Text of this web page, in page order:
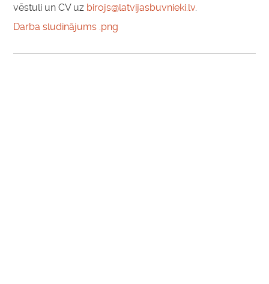
vēstuli un CV uz birojs@latvijasbuvnieki.lv.
Darba sludinājums .png